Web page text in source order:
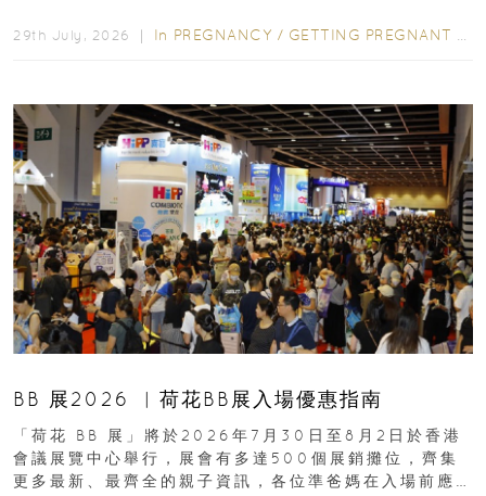
29th July, 2026 ｜ In PREGNANCY / GETTING PREGNANT
BB 展2026 ︳荷花BB展入場優惠指南
「荷花 BB 展」將於2026年7月30日至8月2日於香港
會議展覽中心舉行，展會有多達500個展銷攤位，齊集
更多最新、最齊全的親子資訊，各位準爸媽在入場前應